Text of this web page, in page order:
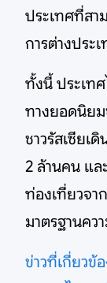
ประเทศที่สา
การต่างประ
ทั้งนี้ ประเท
ทางยอดนิยม
ชาวรัสเซียเ
2 ล้านคน แ
ท่องเที่ยวจา
มาตรฐานค
ข่าวที่เกี่ยวข้